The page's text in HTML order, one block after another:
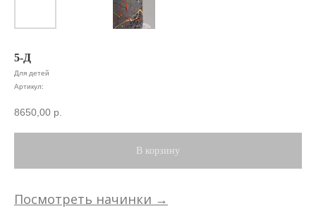
5-Д
Для детей
Артикул:
8650,00 р.
В корзину
Посмотреть начинки →